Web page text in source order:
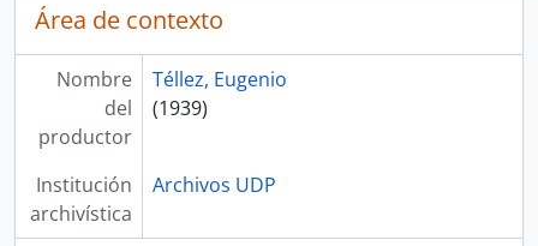
Área de contexto
Nombre
del
productor
Téllez, Eugenio
(1939)
Institución
archivística
Archivos UDP